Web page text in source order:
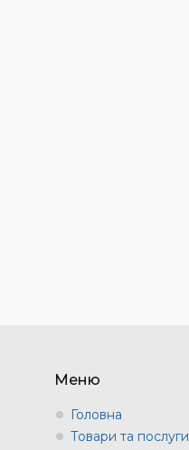
Меню
Головна
Товари та послуги